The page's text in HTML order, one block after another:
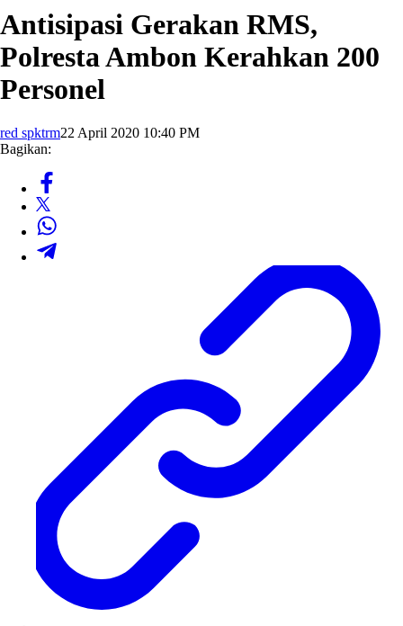
Antisipasi Gerakan RMS,
Polresta Ambon Kerahkan 200
Personel
red spktrm22 April 2020 10:40 PM
Bagikan: